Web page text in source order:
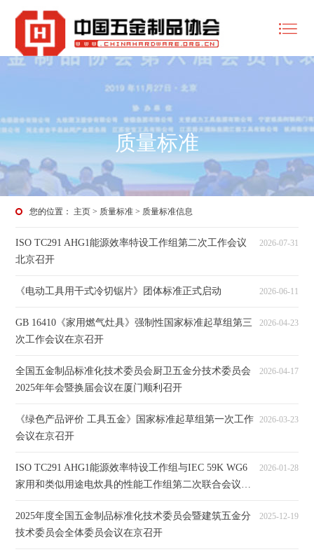
质量标准
您的位置： 主页 > 质量标准 > 质量标准信息
ISO TC291 AHG1能源效率特设工作组第二次工作会议
北京召开
2026-07-31
《电动工具用干式冷切锯片》团体标准正式启动 2026-06-11
GB 16410《家用燃气灶具》强制性国家标准起草组第三
次工作会议在京召开
2026-04-23
全国五金制品标准化技术委员会厨卫五金分技术委员会
2025年年会暨换届会议在厦门顺利召开
2026-04-17
《绿色产品评价 工具五金》国家标准起草组第一次工作
会议在京召开
2026-03-23
ISO TC291 AHG1能源效率特设工作组与IEC 59K WG6
家用和类似用途电炊具的性能工作组第二次联合会议北
2026-01-28
2025年度全国五金制品标准化技术委员会暨建筑五金分
技术委员会全体委员会议在京召开
2025-12-19